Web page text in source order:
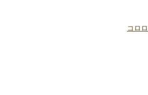
コロロ